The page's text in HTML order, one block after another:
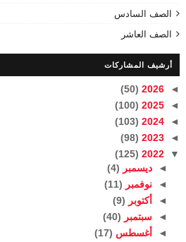
الصف السادس
الصف العاشر
أرشيف المشاركات
◄
2026
(50)
◄
2025
(100)
◄
2024
(103)
◄
2023
(98)
▼
2022
(125)
◄ ديسمبر (4)
◄ نوفمبر (11)
◄
أكتوبر (9)
◄ سبتمبر (40)
◄
أغسطس (17)